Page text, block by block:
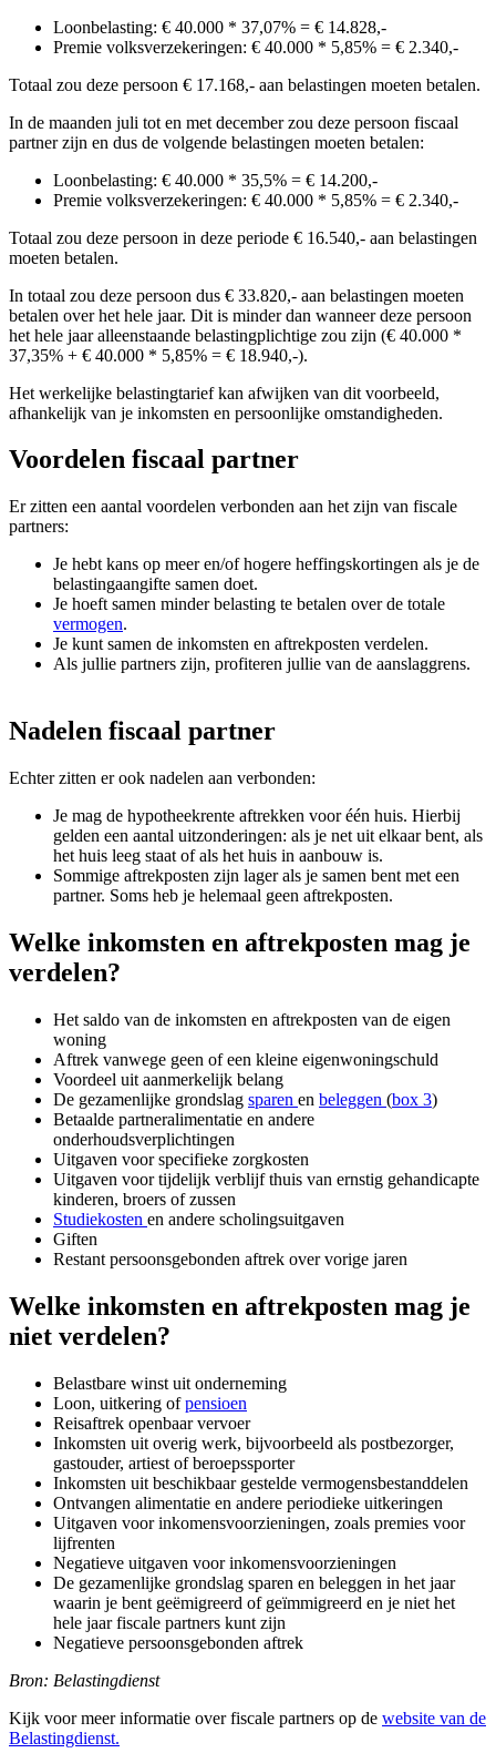
Loonbelasting: € 40.000 * 37,07% = € 14.828,-
Premie volksverzekeringen: € 40.000 * 5,85% = € 2.340,-
Totaal zou deze persoon € 17.168,- aan belastingen moeten betalen.
In de maanden juli tot en met december zou deze persoon fiscaal
partner zijn en dus de volgende belastingen moeten betalen:
Loonbelasting: € 40.000 * 35,5% = € 14.200,-
Premie volksverzekeringen: € 40.000 * 5,85% = € 2.340,-
Totaal zou deze persoon in deze periode € 16.540,- aan belastingen
moeten betalen.
In totaal zou deze persoon dus € 33.820,- aan belastingen moeten
betalen over het hele jaar. Dit is minder dan wanneer deze persoon
het hele jaar alleenstaande belastingplichtige zou zijn (€ 40.000 *
37,35% + € 40.000 * 5,85% = € 18.940,-).
Het werkelijke belastingtarief kan afwijken van dit voorbeeld,
afhankelijk van je inkomsten en persoonlijke omstandigheden.
Voordelen fiscaal partner
Er zitten een aantal voordelen verbonden aan het zijn van fiscale
partners:
Je hebt kans op meer en/of hogere heffingskortingen als je de
belastingaangifte samen doet.
Je hoeft samen minder belasting te betalen over de totale
vermogen.
Je kunt samen de inkomsten en aftrekposten verdelen.
Als jullie partners zijn, profiteren jullie van de aanslaggrens.
Nadelen fiscaal partner
Echter zitten er ook nadelen aan verbonden:
Je mag de hypotheekrente aftrekken voor één huis. Hierbij
gelden een aantal uitzonderingen: als je net uit elkaar bent, als
het huis leeg staat of als het huis in aanbouw is.
Sommige aftrekposten zijn lager als je samen bent met een
partner. Soms heb je helemaal geen aftrekposten.
Welke inkomsten en aftrekposten mag je
verdelen?
Het saldo van de inkomsten en aftrekposten van de eigen
woning
Aftrek vanwege geen of een kleine eigenwoningschuld
Voordeel uit aanmerkelijk belang
De gezamenlijke grondslag sparen en beleggen (box 3)
Betaalde partneralimentatie en andere
onderhoudsverplichtingen
Uitgaven voor specifieke zorgkosten
Uitgaven voor tijdelijk verblijf thuis van ernstig gehandicapte
kinderen, broers of zussen
Studiekosten en andere scholingsuitgaven
Giften
Restant persoonsgebonden aftrek over vorige jaren
Welke inkomsten en aftrekposten mag je
niet verdelen?
Belastbare winst uit onderneming
Loon, uitkering ofpensioen
Reisaftrek openbaar vervoer
Inkomsten uit overig werk, bijvoorbeeld als postbezorger,
gastouder, artiest of beroepssporter
Inkomsten uit beschikbaar gestelde vermogensbestanddelen
Ontvangen alimentatie en andere periodieke uitkeringen
Uitgaven voor inkomensvoorzieningen, zoals premies voor
lijfrenten
Negatieve uitgaven voor inkomensvoorzieningen
De gezamenlijke grondslag sparen en beleggen in het jaar
waarin je bent geëmigreerd of geïmmigreerd en je niet het
hele jaar fiscale partners kunt zijn
Negatieve persoonsgebonden aftrek
Bron: Belastingdienst
Kijk voor meer informatie over fiscale partners op de website van de
Belastingdienst.